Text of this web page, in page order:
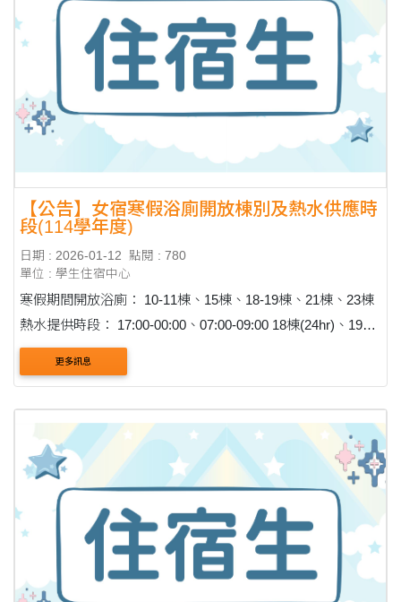
【公告】女宿寒假浴廁開放棟別及熱水供應時
段(114學年度)
日期 : 2026-01-12
點閱 : 780
單位 : 學生住宿中心
寒假期間開放浴廁： 10-11棟、15棟、18-19棟、21棟、23棟
熱水提供時段： 17:00-00:00、07:00-09:00 18棟(24hr)、19棟
(延長至01:00)
更多訊息